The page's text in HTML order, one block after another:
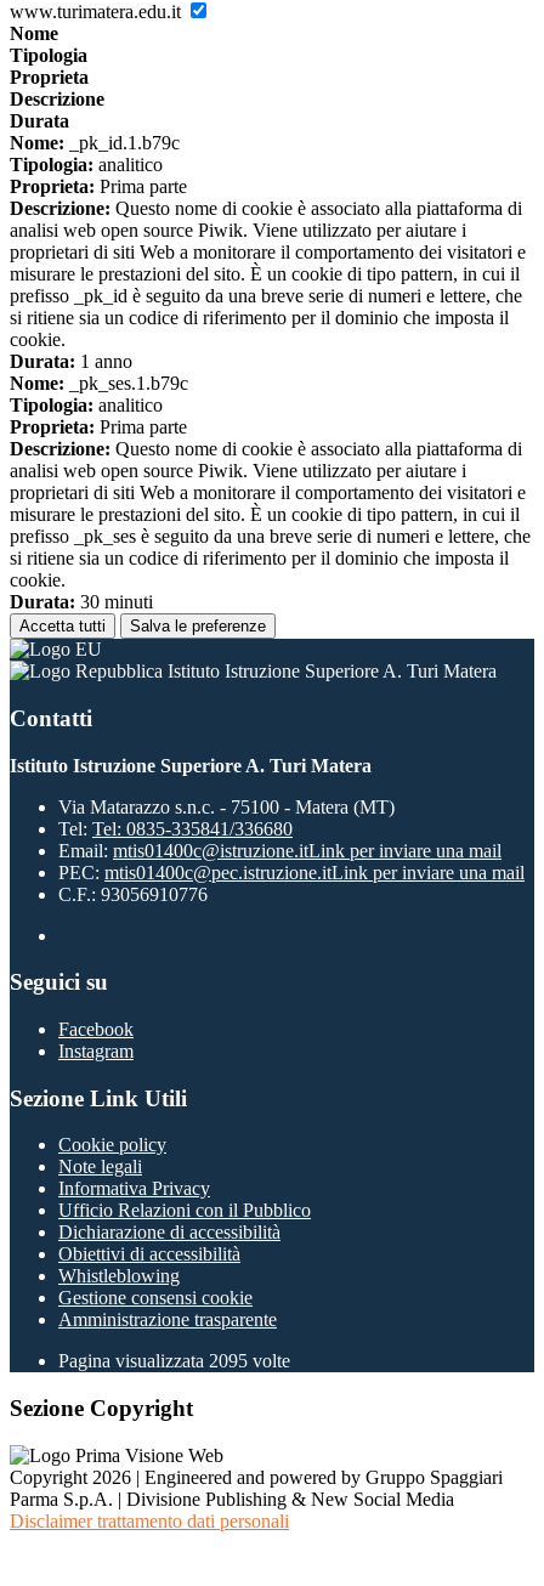
www.turimatera.edu.it
Nome
Tipologia
Proprieta
Descrizione
Durata
Nome: _pk_id.1.b79c
Tipologia: analitico
Proprieta: Prima parte
Descrizione: Questo nome di cookie è associato alla piattaforma di
analisi web open source Piwik. Viene utilizzato per aiutare i
proprietari di siti Web a monitorare il comportamento dei visitatori e
misurare le prestazioni del sito. È un cookie di tipo pattern, in cui il
prefisso _pk_id è seguito da una breve serie di numeri e lettere, che
si ritiene sia un codice di riferimento per il dominio che imposta il
cookie.
Durata: 1 anno
Nome: _pk_ses.1.b79c
Tipologia: analitico
Proprieta: Prima parte
Descrizione: Questo nome di cookie è associato alla piattaforma di
analisi web open source Piwik. Viene utilizzato per aiutare i
proprietari di siti Web a monitorare il comportamento dei visitatori e
misurare le prestazioni del sito. È un cookie di tipo pattern, in cui il
prefisso _pk_ses è seguito da una breve serie di numeri e lettere, che
si ritiene sia un codice di riferimento per il dominio che imposta il
cookie.
Durata: 30 minuti
Accetta tutti Salva le preferenze
Istituto Istruzione Superiore A. Turi Matera
Contatti
Istituto Istruzione Superiore A. Turi Matera
Via Matarazzo s.n.c. - 75100 - Matera (MT)
Tel: Tel: 0835-335841/336680
Email: mtis01400c@istruzione.itLink per inviare una mail
PEC: mtis01400c@pec.istruzione.itLink per inviare una mail
C.F.: 93056910776
Seguici su
Facebook
Instagram
Sezione Link Utili
Cookie policy
Note legali
Informativa Privacy
Ufficio Relazioni con il Pubblico
Dichiarazione di accessibilità
Obiettivi di accessibilità
Whistleblowing
Gestione consensi cookie
Amministrazione trasparente
Pagina visualizzata 2095 volte
Sezione Copyright
Copyright 2026 | Engineered and powered by Gruppo Spaggiari
Parma S.p.A. | Divisione Publishing & New Social Media
Disclaimer trattamento dati personali